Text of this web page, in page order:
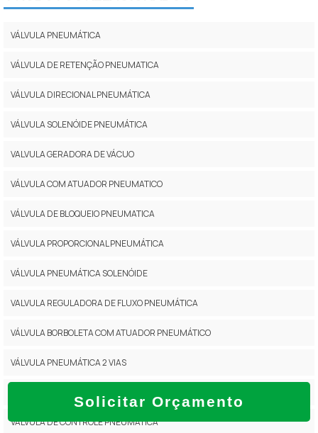
Solicitar Orçamento
VÁLVULA PNEUMÁTICA
VÁLVULA DE RETENÇÃO PNEUMATICA
VÁLVULA DIRECIONAL PNEUMÁTICA
VÁLVULA SOLENÓIDE PNEUMÁTICA
VALVULA GERADORA DE VÁCUO
VÁLVULA COM ATUADOR PNEUMATICO
VÁLVULA DE BLOQUEIO PNEUMATICA
VÁLVULA PROPORCIONAL PNEUMÁTICA
VÁLVULA PNEUMÁTICA SOLENÓIDE
VALVULA REGULADORA DE FLUXO PNEUMÁTICA
VÁLVULA BORBOLETA COM ATUADOR PNEUMÁTICO
VÁLVULA PNEUMÁTICA 2 VIAS
VÁLVULA DE CONTROLE PNEUMÁTICA